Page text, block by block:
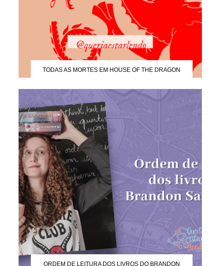
TODAS AS MORTES EM HOUSE OF THE DRAGON
ORDEM DE LEITURA DOS LIVROS DO BRANDON